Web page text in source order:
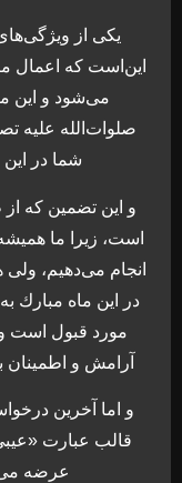
يكی از
اين‌است كه اعمال
می‌شود و اين
صلوات‌الله عليه
شما در
و اين تضمين كه
است، زيرا ما
انجام می‌دهيم، ولی
در اين ماه مبارك
مورد قبول است
آرامش و اطمينان
و اما آخرين
قالب عبارت
عرضه